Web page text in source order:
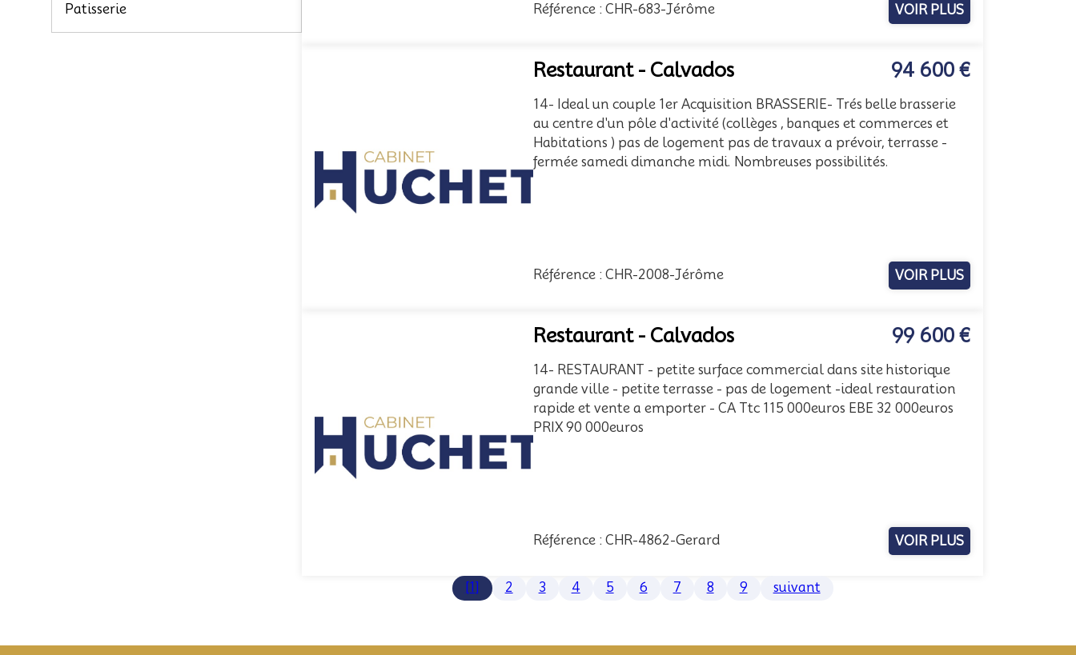
Patisserie Référence : CHR-683-Jérôme VOIR PLUS
Restaurant - Calvados 94 600 €
14- Ideal un couple 1er Acquisition BRASSERIE- Trés belle brasserie
au centre d'un pôle d'activité (collèges , banques et commerces et
Habitations ) pas de logement pas de travaux a prévoir, terrasse -
fermée samedi dimanche midi. Nombreuses possibilités.
Référence : CHR-2008-Jérôme VOIR PLUS
Restaurant - Calvados 99 600 €
14- RESTAURANT - petite surface commercial dans site historique
grande ville - petite terrasse - pas de logement -ideal restauration
rapide et vente a emporter - CA Ttc 115 000euros EBE 32 000euros
PRIX 90 000euros
Référence : CHR-4862-Gerard VOIR PLUS
[1] 2 3 4 5 6 7 8 9 suivant